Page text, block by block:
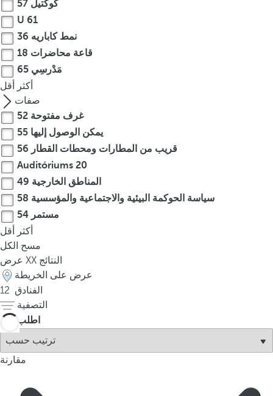
t
h
e
d
o
w
n
a
r
r
w
k
e
y
t
o
n
a
v
g
e
كوكتيل 57
U 61
نمط كاباريه 36
قاعة محاضرات 18
مَدْرسِي 65
أكثر
أقل
صفات
غرف مفتوحة 52
يمكن الوصول إليها 55
قريب من المطارات ومحطات القطار 56
Auditóriums 20
المناطق الخارجية 49
سياسة الحوكمة البيئية والاجتماعية والمؤسسية 58
مستمر 54
أكثر
أقل
مسح الكل
XX النتائج
عرض على الخريطة
12 الفنادق
التصفية
اطلب
مقارنة